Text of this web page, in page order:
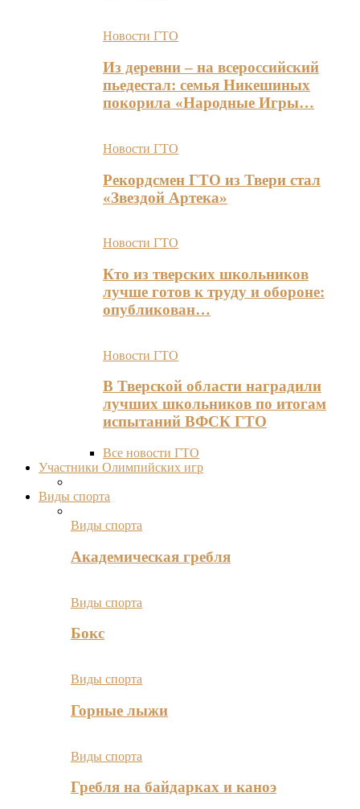
Новости ГТО
Из деревни – на всероссийский
пьедестал: семья Никешиных
покорила «Народные Игры…
Новости ГТО
Рекордсмен ГТО из Твери стал
«Звездой Артека»
Новости ГТО
Кто из тверских школьников
лучше готов к труду и обороне:
опубликован…
Новости ГТО
В Тверской области наградили
лучших школьников по итогам
испытаний ВФСК ГТО
Все новости ГТО
Участники Олимпийских игр
Виды спорта
Виды спорта
Академическая гребля
Виды спорта
Бокс
Виды спорта
Горные лыжи
Виды спорта
Гребля на байдарках и каноэ